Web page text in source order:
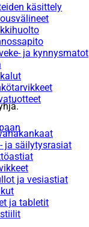
käsittely
ja kynnysmatot
ja säilytysrasiat
ja vesiastiat
ja tabletit